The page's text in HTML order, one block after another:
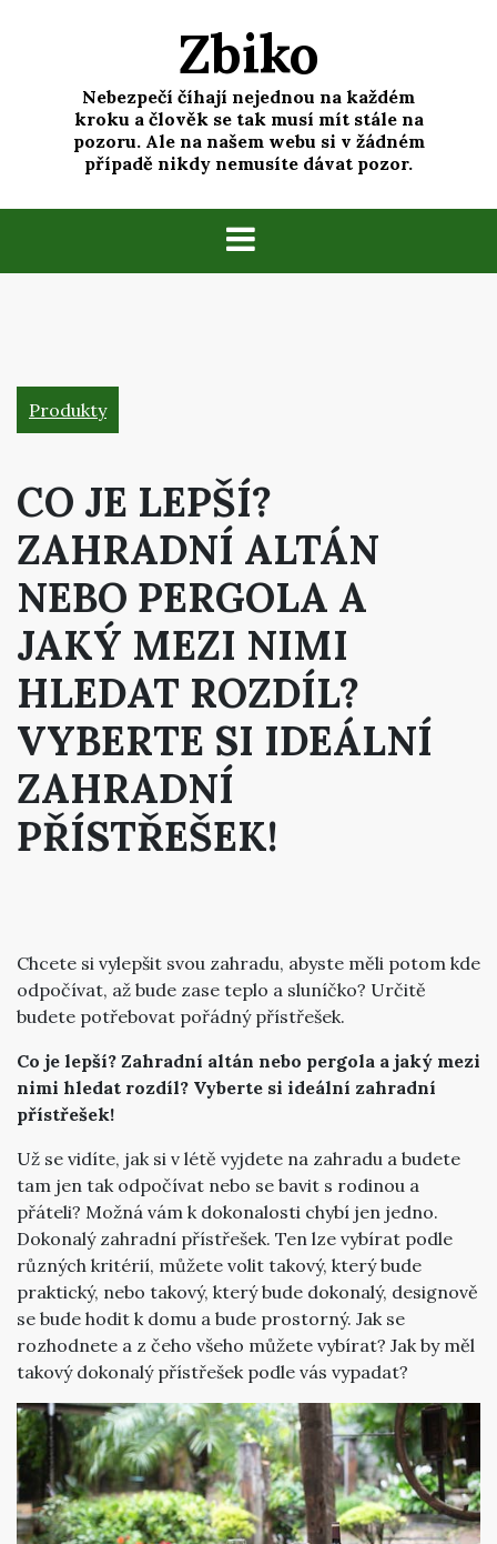
Zbiko
Nebezpečí číhají nejednou na každém
kroku a člověk se tak musí mít stále na
pozoru. Ale na našem webu si v žádném
případě nikdy nemusíte dávat pozor.
Produkty
CO JE LEPŠÍ?
ZAHRADNÍ ALTÁN
NEBO PERGOLA A
JAKÝ MEZI NIMI
HLEDAT ROZDÍL?
VYBERTE SI IDEÁLNÍ
ZAHRADNÍ
PŘÍSTŘEŠEK!
Chcete si vylepšit svou zahradu, abyste měli potom kde
odpočívat, až bude zase teplo a sluníčko? Určitě
budete potřebovat pořádný přístřešek.
Co je lepší? Zahradní altán nebo pergola a jaký mezi
nimi hledat rozdíl? Vyberte si ideální zahradní
přístřešek!
Už se vidíte, jak si v létě vyjdete na zahradu a budete
tam jen tak odpočívat nebo se bavit s rodinou a
přáteli? Možná vám k dokonalosti chybí jen jedno.
Dokonalý zahradní přístřešek. Ten lze vybírat podle
různých kritérií, můžete volit takový, který bude
praktický, nebo takový, který bude dokonalý, designově
se bude hodit k domu a bude prostorný. Jak se
rozhodnete a z čeho všeho můžete vybírat? Jak by měl
takový dokonalý přístřešek podle vás vypadat?